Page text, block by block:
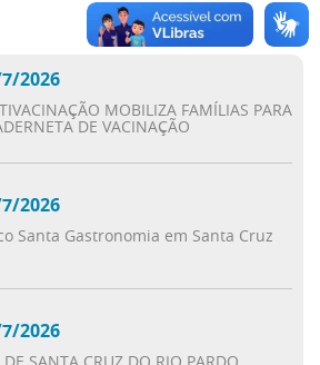
2026
MOBILIZA FAMÍLIAS PARA
DE VACINAÇÃO
2026
Santa Gastronomia em Santa Cruz
2026